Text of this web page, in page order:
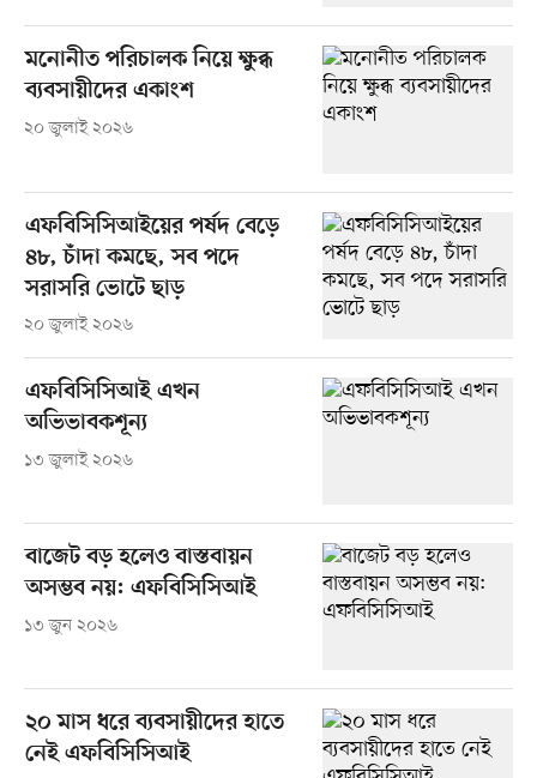
মনোনীত পরিচালক নিয়ে ক্ষুব্ধ
ব্যবসায়ীদের একাংশ
২০ জুলাই ২০২৬
এফবিসিসিআইয়ের পর্ষদ বেড়ে
৪৮, চাঁদা কমছে, সব পদে
সরাসরি ভোটে ছাড়
২০ জুলাই ২০২৬
এফবিসিসিআই এখন
অভিভাবকশূন্য
১৩ জুলাই ২০২৬
বাজেট বড় হলেও বাস্তবায়ন
অসম্ভব নয়: এফবিসিসিআই
১৩ জুন ২০২৬
২০ মাস ধরে ব্যবসায়ীদের হাতে
নেই এফবিসিসিআই